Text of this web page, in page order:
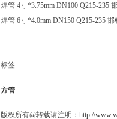
焊管 4寸*3.75mm DN100 Q215-235
焊管 6寸*4.0mm DN150 Q215-235
标签:
方管
版权所有@转载请注明： http://